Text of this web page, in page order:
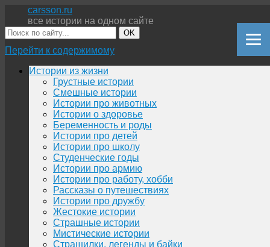
carsson.ru
все истории на одном сайте
OK
Перейти к содержимому
Истории из жизни
Грустные истории
Смешные истории
Истории про животных
Истории о здоровье
Беременность и роды
Истории про детей
Истории про школу
Студенческие годы
Истории про армию
Истории про работу, хобби
Рассказы о путешествиях
Истории про дружбу
Жестокие истории
Страшные истории
Мистические истории
Страшилки, легенды и байки